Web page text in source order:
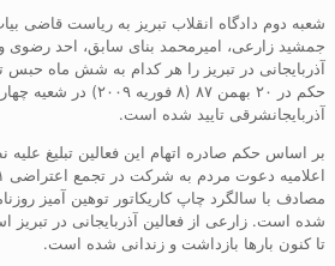
جمشید زارعی، امیرمحمد بنای سابق، احد رضوی
آذربایجانی در تبریز را هر کدام به شش ماه حبس
حکم در ۲۰ بهمن ۸۷ (۸
آذربایجانشرقی تایید شده است.
بر اساس حکم صادره اتهام این فعالین تبلیغ
مصادف با سالگرد چاپ کاریکاتور توهین آمیز
تا کنون بارها بازداشت و زندانی شده است.